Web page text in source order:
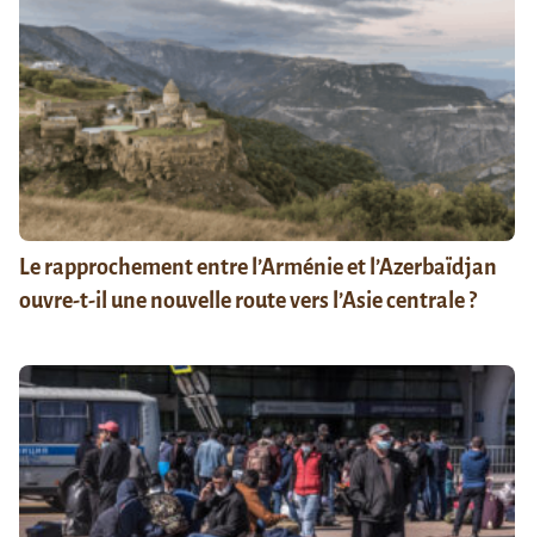
Le rapprochement entre l’Arménie et l’Azerbaïdjan
ouvre-t-il une nouvelle route vers l’Asie centrale ?